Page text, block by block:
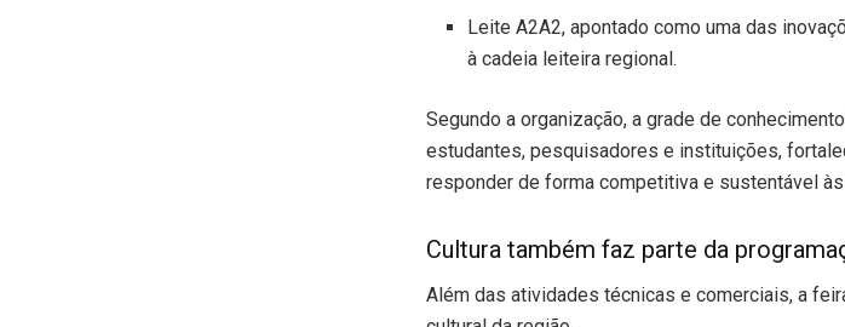
Leite A2A2, apontado como uma das
à cadeia leiteira regional.
Segundo a organização, a grade de
estudantes, pesquisadores e instituições,
responder de forma competitiva e sustentável
Cultura também faz parte da
Além das atividades técnicas e comerciais, a